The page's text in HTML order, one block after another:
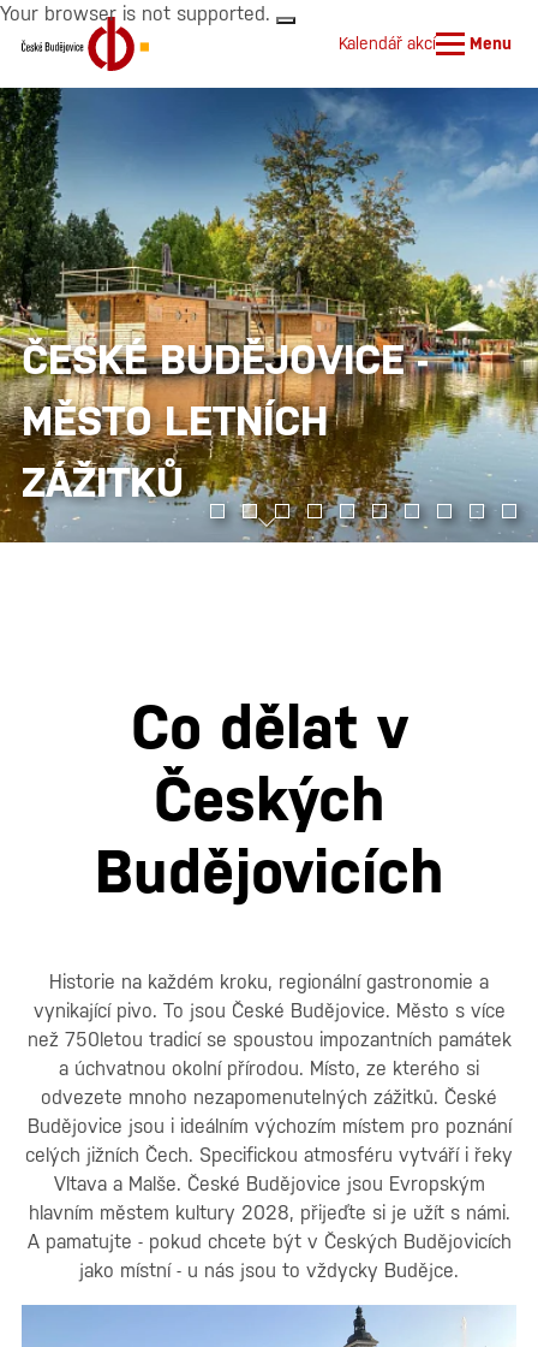
Your browser is not supported.
Kalendář akcí Menu
ČESKÉ BUDĚJOVICE -
MĚSTO LETNÍCH
ZÁŽITKŮ
Co dělat v
Českých
Budějovicích
Historie na každém kroku, regionální gastronomie a
vynikající pivo. To jsou České Budějovice. Město s více
než 750letou tradicí se spoustou impozantních památek
a úchvatnou okolní přírodou. Místo, ze kterého si
odvezete mnoho nezapomenutelných zážitků. České
Budějovice jsou i ideálním výchozím místem pro poznání
celých jižních Čech. Specifickou atmosféru vytváří i řeky
Vltava a Malše. České Budějovice jsou Evropským
hlavním městem kultury 2028, přijeďte si je užít s námi.
A pamatujte - pokud chcete být v Českých Budějovicích
jako místní - u nás jsou to vždycky Budějce.